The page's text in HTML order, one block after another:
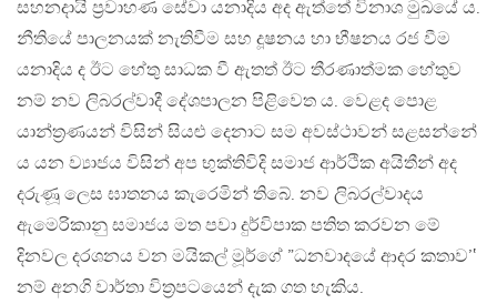
සහනදායි ප්‍රවාහණ සේවා යනාදිය අද ඇත්තේ විනාශ මුඛයේ ය.
නීතියේ පාලනයක් නැතිවීම සහ දූෂනය හා භීෂනය රජ වීම
යනාදිය ද ඊට හේතු සාධක වී ඇතත් ඊට තීරණාත්මක හේතුව
නම් නව ලිබරල්වාදී දේශපාලන පිළිවෙත ය. වෙළද පොළ
යාන්ත්‍රණයන් විසින් සියළු දෙනාට සම අවස්ථාවන් සළසන්නේ
ය යන ව්‍යාජය විසින් අප භුක්තිවිදි සමාජ ආර්ථික අයිතීන් අද
දරුණූ ලෙස ඝාතනය කැරෙමින් තිබේ. නව ලිබරල්වාදය
ඇමෙරිකානු සමාජය මත පවා දුර්විපාක පතිත කරවන මේ
දිනවල දරශනය වන මයිකල් මූර්ගේ ”ධනවාදයේ ආදර කතාව’‛
නම් අනගි වාර්තා විත්‍රපටයෙන් දැක ගත හැකිය.